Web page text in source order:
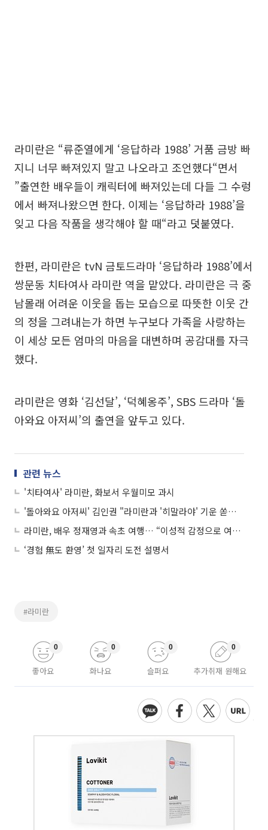
라미란은 “류준열에게 ‘응답하라 1988’ 거품 금방 빠
지니 너무 빠져있지 말고 나오라고 조언했다“면서
”출연한 배우들이 캐릭터에 빠져있는데 다들 그 수렁
에서 빠져나왔으면 한다. 이제는 ‘응답하라 1988’을
잊고 다음 작품을 생각해야 할 때“라고 덧붙였다.
한편, 라미란은 tvN 금토드라마 ‘응답하라 1988’에서
쌍문동 치타여사 라미란 역을 맡았다. 라미란은 극 중
남몰래 어려운 이웃을 돕는 모습으로 따뜻한 이웃 간
의 정을 그려내는가 하면 누구보다 가족을 사랑하는
이 세상 모든 엄마의 마음을 대변하며 공감대를 자극
했다.
라미란은 영화 ‘김선달’, ‘덕혜옹주’, SBS 드라마 ‘돌
아와요 아저씨’의 출연을 앞두고 있다.
관련 뉴스
'치타여사' 라미란, 화보서 우월미모 과시
'돌아와요 아저씨' 김인권 "라미란과 '히말라야' 기운 쏟겠다"
라미란, 배우 정재영과 속초 여행… “이성적 감정으로 여행갔나?”
‘경험 無도 환영’ 첫 일자리 도전 설명서
#라미란
좋아요
0
화나요
0
슬퍼요
0
추가취재 원해요
0